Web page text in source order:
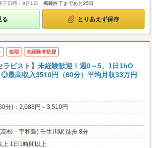
了日時：9月1日 掲載終了まであと25日
る とりあえず保存
短期 未経験者歓迎
ラピスト】未経験歓迎！週0～5、1日1hO
最高収入3510円（60分）平均月収33万円
分)：2,088円～3,510円
松－宇和島) 壬生川駅 徒歩 8分
上 1日1時間以上